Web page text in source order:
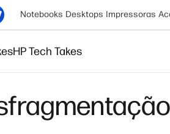
Notebooks Desktops Impressoras
HP Tech Takes